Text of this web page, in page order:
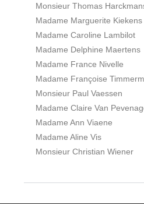
Monsieur Thomas
Madame Marguerite Kiekens
Madame Caroline Lambilot
Madame Delphine Maertens
Madame France Nivelle
Madame Françoise
Monsieur Paul Vaessen
Madame Claire Van
Madame Ann Viaene
Madame Aline Vis
Monsieur Christian Wiener